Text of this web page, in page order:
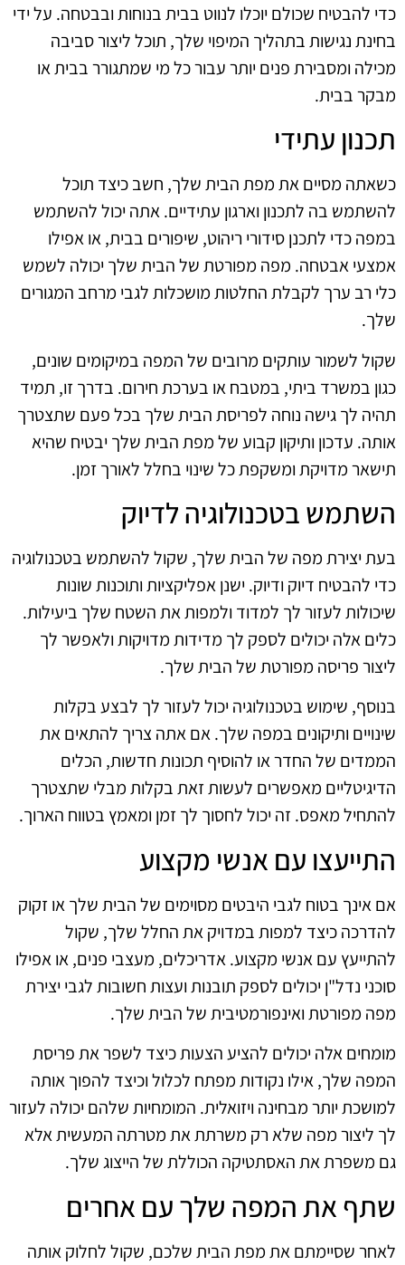
כדי להבטיח שכולם יוכלו לנווט בבית בנוחות ובבטחה. על ידי
בחינת נגישות בתהליך המיפוי שלך, תוכל ליצור סביבה
מכילה ומסבירת פנים יותר עבור כל מי שמתגורר בבית או
מבקר בבית.
תכנון עתידי
כשאתה מסיים את מפת הבית שלך, חשב כיצד תוכל
להשתמש בה לתכנון וארגון עתידיים. אתה יכול להשתמש
במפה כדי לתכנן סידורי ריהוט, שיפורים בבית, או אפילו
אמצעי אבטחה. מפה מפורטת של הבית שלך יכולה לשמש
כלי רב ערך לקבלת החלטות מושכלות לגבי מרחב המגורים
שלך.
שקול לשמור עותקים מרובים של המפה במיקומים שונים,
כגון במשרד ביתי, במטבח או בערכת חירום. בדרך זו, תמיד
תהיה לך גישה נוחה לפריסת הבית שלך בכל פעם שתצטרך
אותה. עדכון ותיקון קבוע של מפת הבית שלך יבטיח שהיא
תישאר מדויקת ומשקפת כל שינוי בחלל לאורך זמן.
השתמש בטכנולוגיה לדיוק
בעת יצירת מפה של הבית שלך, שקול להשתמש בטכנולוגיה
כדי להבטיח דיוק ודיוק. ישנן אפליקציות ותוכנות שונות
שיכולות לעזור לך למדוד ולמפות את השטח שלך ביעילות.
כלים אלה יכולים לספק לך מדידות מדויקות ולאפשר לך
ליצור פריסה מפורטת של הבית שלך.
בנוסף, שימוש בטכנולוגיה יכול לעזור לך לבצע בקלות
שינויים ותיקונים במפה שלך. אם אתה צריך להתאים את
הממדים של החדר או להוסיף תכונות חדשות, הכלים
הדיגיטליים מאפשרים לעשות זאת בקלות מבלי שתצטרך
להתחיל מאפס. זה יכול לחסוך לך זמן ומאמץ בטווח הארוך.
התייעצו עם אנשי מקצוע
אם אינך בטוח לגבי היבטים מסוימים של הבית שלך או זקוק
להדרכה כיצד למפות במדויק את החלל שלך, שקול
להתייעץ עם אנשי מקצוע. אדריכלים, מעצבי פנים, או אפילו
סוכני נדל"ן יכולים לספק תובנות ועצות חשובות לגבי יצירת
מפה מפורטת ואינפורמטיבית של הבית שלך.
מומחים אלה יכולים להציע הצעות כיצד לשפר את פריסת
המפה שלך, אילו נקודות מפתח לכלול וכיצד להפוך אותה
למושכת יותר מבחינה ויזואלית. המומחיות שלהם יכולה לעזור
לך ליצור מפה שלא רק משרתת את מטרתה המעשית אלא
גם משפרת את האסתטיקה הכוללת של הייצוג שלך.
שתף את המפה שלך עם אחרים
לאחר שסיימתם את מפת הבית שלכם, שקול לחלוק אותה